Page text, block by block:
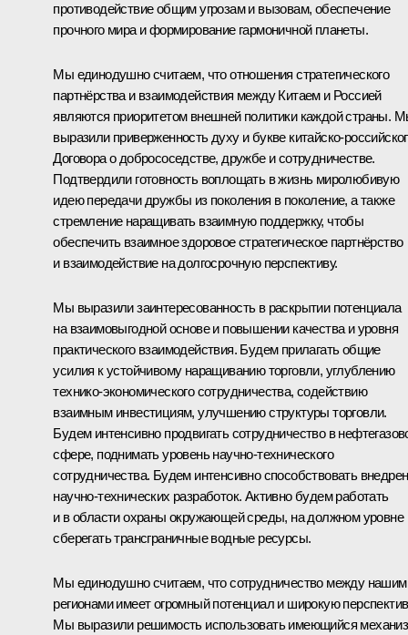
противодействие общим угрозам и вызовам, обеспечение
прочного мира и формирование гармоничной планеты.
Мы единодушно считаем, что отношения стратегического
партнёрства и взаимодействия между Китаем и Россией
являются приоритетом внешней политики каждой страны.
выразили приверженность духу и букве китайско-
Договора о добрососедстве, дружбе и сотрудничестве.
Подтвердили готовность воплощать в жизнь миролюбивую
идею передачи дружбы из поколения в поколение, а также
стремление наращивать взаимную поддержку, чтобы
обеспечить взаимное здоровое стратегическое партнёрство
и взаимодействие на долгосрочную перспективу.
Мы выразили заинтересованность в раскрытии потенциала
на взаимовыгодной основе и повышении качества и уровня
практического взаимодействия. Будем прилагать общие
усилия к устойчивому наращиванию торговли, углублению
технико-экономического сотрудничества, содействию
взаимным инвестициям, улучшению структуры торговли.
Будем интенсивно продвигать сотрудничество в
сфере, поднимать уровень научно-технического
сотрудничества. Будем интенсивно способствовать
научно-технических разработок. Активно будем работать
и в области охраны окружающей среды, на должном уровне
сберегать трансграничные водные ресурсы.
Мы единодушно считаем, что сотрудничество между
регионами имеет огромный потенциал и широкую
Мы выразили решимость использовать имеющийся